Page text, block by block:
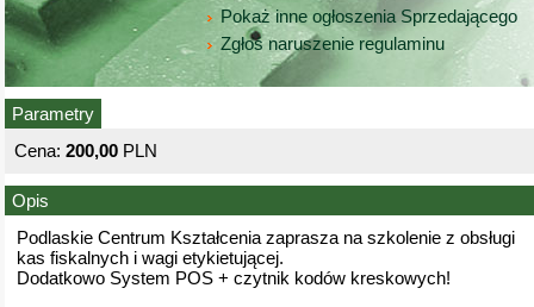
Pokaż inne ogłoszenia Sprzedającego
Zgłoś naruszenie regulaminu
Parametry
Cena: 200,00 PLN
Opis
Podlaskie Centrum Kształcenia zaprasza na szkolenie z obsługi
kas fiskalnych i wagi etykietującej.
Dodatkowo System POS + czytnik kodów kreskowych!